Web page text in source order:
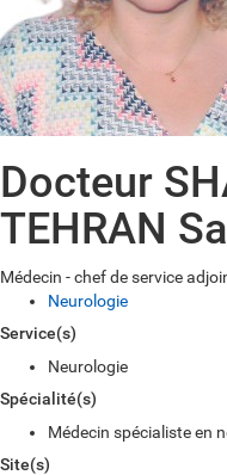
Docteur
TEHRAN
Médecin - chef de service
Neurologie
Service(s)
Neurologie
Spécialité(s)
Médecin spécialiste en
Site(s)